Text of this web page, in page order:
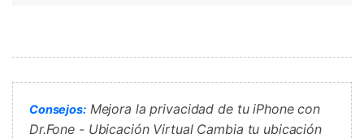
Consejos:Mejora la privacidad de tu iPhone con
Dr.Fone - Ubicación Virtual Cambia tu ubicación